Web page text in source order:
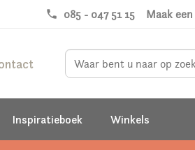
phone 085 - 047 51 15 Maak
Inspiratieboek Winkels